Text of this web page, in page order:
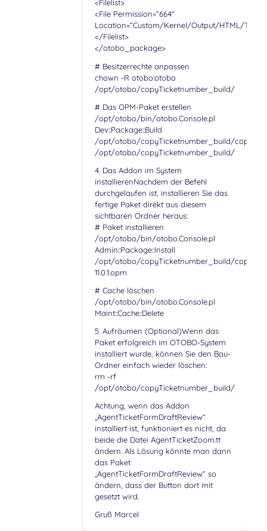
<Filelist>
<File Permission=“664″
Location=“Custom/Kernel/Output/HTML/
</Filelist>
</otobo_package>
# Besitzerrechte anpassen
chown -R otobo:otobo
/opt/otobo/copyTicketnumber_build/
# Das OPM-Paket erstellen
/opt/otobo/bin/otobo.Console.pl
Dev::Package::Build
/opt/otobo/copyTicketnumber_build/
/opt/otobo/copyTicketnumber_build/
4. Das Addon im System
installierenNachdem der Befehl
durchgelaufen ist, installieren Sie das
fertige Paket direkt aus diesem
sichtbaren Ordner heraus:
# Paket installieren
/opt/otobo/bin/otobo.Console.pl
Admin::Package::Install
/opt/otobo/copyTicketnumber_build/
11.0.1.opm
# Cache löschen
/opt/otobo/bin/otobo.Console.pl
Maint::Cache::Delete
5. Aufräumen (Optional)Wenn das
Paket erfolgreich im OTOBO-System
installiert wurde, können Sie den Bau-
Ordner einfach wieder löschen:
rm -rf
/opt/otobo/copyTicketnumber_build/
Achtung, wenn das Addon
„AgentTicketFormDraftReview“
installiert ist, funktioniert es nicht, da
beide die Datei AgentTicketZoom.tt
ändern. Als Lösung könnte man dann
das Paket
„AgentTicketFormDraftReview“ so
ändern, dass der Button dort mit
gesetzt wird.
Gruß Marcel